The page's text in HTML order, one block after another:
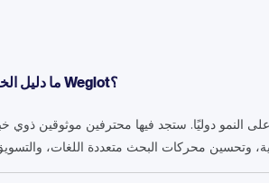
ما دليل الخبراء الدوليين Weglot؟
النمو دوليًا. ستجد فيها محترفين موثوقين